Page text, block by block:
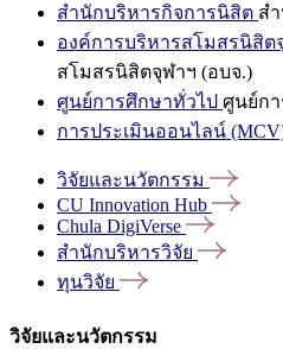
สำนักบริหารกิจการนิสิต ส
องค์การบริหารสโมสรนิสิต
สโมสรนิสิตจุฬาฯ (อบจ.)
ศูนย์การศึกษาทั่วไป ศูนย์ก
การประเมินออนไลน์
วิจัยและนวัตกรรม
CU Innovation Hub
Chula DigiVerse
สำนักบริหารวิจัย
ทุนวิจัย
วิจัยและนวัตกรรม